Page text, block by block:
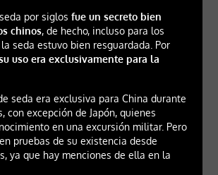
por siglos fue un secreto bien
chinos, de hecho, incluso para los
seda estuvo bien resguardada. Por
uso era exclusivamente para la
seda era exclusiva para China durante
con excepción de Japón, quienes
en una excursión militar. Pero
pruebas de su existencia desde
ya que hay menciones de ella en la